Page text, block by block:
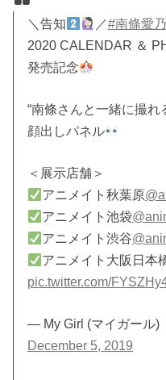
＼告知 ／#南條愛乃
2020 CALENDAR ＆
発売記念
“南條さんと一緒に撮れ
顔出しパネル
＜展示店舗＞
アニメイト秋葉原
アニメイト池袋
アニメイト渋谷
アニメイト大阪日本
pic.twitter.com/
— My Girl (マイガール)
December 5, 2019